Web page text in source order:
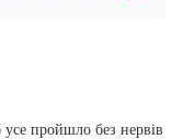
пройшло без нервів